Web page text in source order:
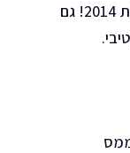
מלא ולצמיתות ממס הכנסה החל משנת 2014! גם